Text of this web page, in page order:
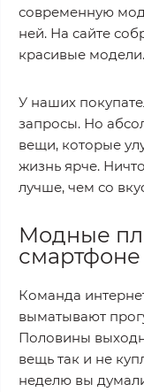
современную
ней. На сайте
красивые
У наших
запросы. Но
вещи, которые
жизнь ярче.
лучше, чем со
Модные
смартфоне
Команда
выматывают
Половины
вещь так и не
неделю вы